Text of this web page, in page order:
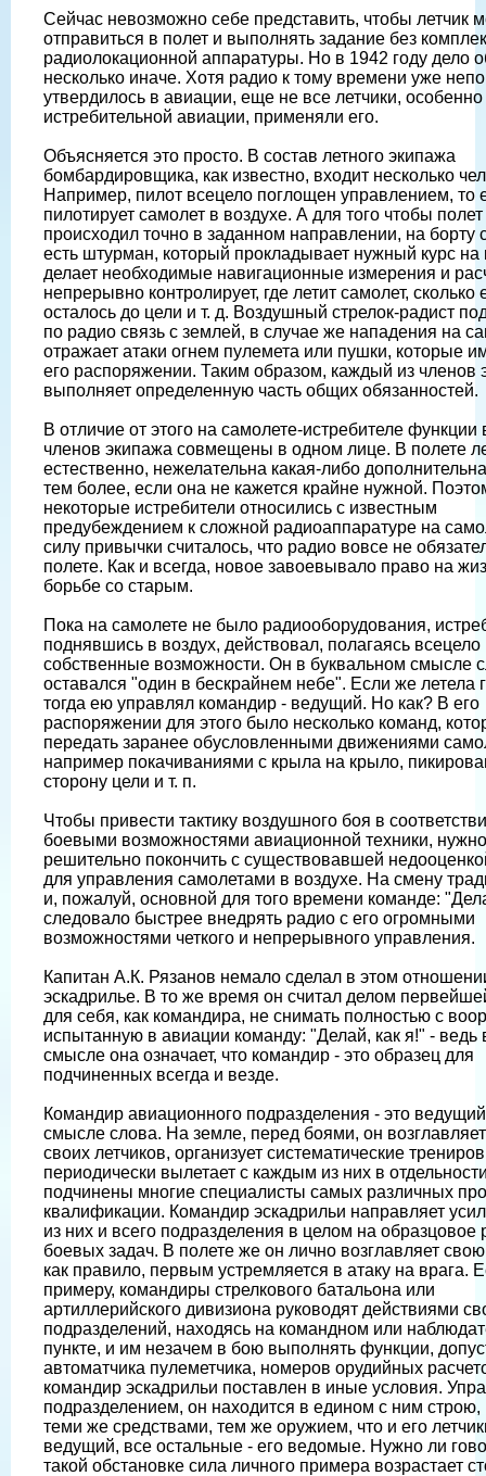
Сейчас невозможно себе представить, чтобы летчик
отправиться в полет и выполнять задание без
радиолокационной аппаратуры. Но в 1942 году дело
несколько иначе. Хотя радио к тому времени уже
утвердилось в авиации, еще не все летчики, особенно
истребительной авиации, применяли его.
Объясняется это просто. В состав летного экипажа
бомбардировщика, как известно, входит несколько
Например, пилот всецело поглощен управлением, то
пилотирует самолет в воздухе. А для того чтобы полет
происходил точно в заданном направлении, на борту
есть штурман, который прокладывает нужный курс на
делает необходимые навигационные измерения и
непрерывно контролирует, где летит самолет, сколько
осталось до цели и т. д. Воздушный стрелок-радист
по радио связь с землей, в случае же нападения на
отражает атаки огнем пулемета или пушки, которые
его распоряжении. Таким образом, каждый из членов
выполняет определенную часть общих обязанностей.
В отличие от этого на самолете-истребителе функции
членов экипажа совмещены в одном лице. В полете
естественно, нежелательна какая-либо
тем более, если она не кажется крайне нужной.
некоторые истребители относились с известным
предубеждением к сложной радиоаппаратуре на
силу привычки считалось, что радио вовсе не
полете. Как и всегда, новое завоевывало право на
борьбе со старым.
Пока на самолете не было радиооборудования,
поднявшись в воздух, действовал, полагаясь всецело
собственные возможности. Он в буквальном смысле
оставался "один в бескрайнем небе". Если же летела
тогда ею управлял командир - ведущий. Но как? В его
распоряжении для этого было несколько команд,
передать заранее обусловленными движениями
например покачиваниями с крыла на крыло,
сторону цели и т. п.
Чтобы привести тактику воздушного боя в
боевыми возможностями авиационной техники,
решительно покончить с существовавшей
для управления самолетами в воздухе. На смену
и, пожалуй, основной для того времени команде:
следовало быстрее внедрять радио с его огромными
возможностями четкого и непрерывного управления.
Капитан А.К. Рязанов немало сделал в этом
эскадрилье. В то же время он считал делом
для себя, как командира, не снимать полностью с
испытанную в авиации команду: "Делай, как я!" -
смысле она означает, что командир - это образец для
подчиненных всегда и везде.
Командир авиационного подразделения - это
смысле слова. На земле, перед боями, он
своих летчиков, организует систематические
периодически вылетает с каждым из них в
подчинены многие специалисты самых различных
квалификации. Командир эскадрильи направляет
из них и всего подразделения в целом на
боевых задач. В полете же он лично возглавляет свою
как правило, первым устремляется в атаку на врага.
примеру, командиры стрелкового батальона или
артиллерийского дивизиона руководят действиями
подразделений, находясь на командном или
пункте, и им незачем в бою выполнять функции,
автоматчика пулеметчика, номеров орудийных
командир эскадрильи поставлен в иные условия.
подразделением, он находится в едином с ним строю,
теми же средствами, тем же оружием, что и его
ведущий, все остальные - его ведомые. Нужно ли
такой обстановке сила личного примера возрастает